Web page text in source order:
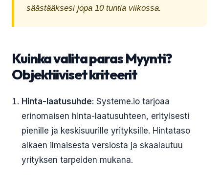
säästääksesi jopa 10 tuntia viikossa.
Kuinka valita paras Myynti?
Objektiiviset kriteerit
Hinta-laatusuhde: Systeme.io tarjoaa
erinomaisen hinta-laatusuhteen, erityisesti
pienille ja keskisuurille yrityksille. Hintataso
alkaen ilmaisesta versiosta ja skaalautuu
yrityksen tarpeiden mukana.